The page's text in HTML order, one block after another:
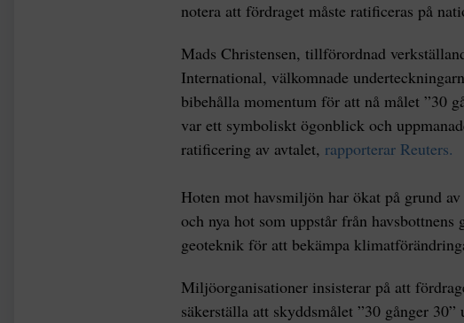
notera att fördraget måste ratificeras på
Mads Christensen, tillförordnad
International, välkomnade
bibehålla momentum för att nå målet ”30
var ett symboliskt ögonblick och
ratificering av avtalet, rapporterar Reuters.
Hoten mot havsmiljön har ökat på grund
och nya hot som uppstår från
geoteknik för att bekämpa
Miljöorganisationer insisterar på att
säkerställa att skyddsmålet ”30 gånger 30”